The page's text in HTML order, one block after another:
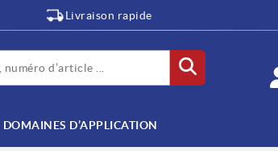
Livraison rapide
DOMAINES D’APPLICATION